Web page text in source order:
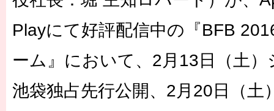
Playにて好評配信中の『BFB
ーム』において、2月13日（土
池袋独占先行公開、2月20日（土